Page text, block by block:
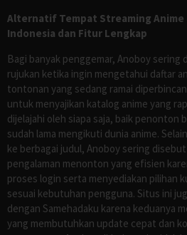
Alternatif Tempat Streaming
Indonesia dan Fitur Lengkap
Bagi banyak penggemar, Anoboy sering
rujukan ketika ingin mengetahui daftar
tontonan yang sedang ramai
untuk menyajikan katalog anime yang
dijelajahi oleh siapa saja, baik penonton
sudah lama mengikuti dunia anime.
ke berbagai judul, Anoboy sering
pengalaman menonton yang efisien
proses login serta menyediakan pilihan
sesuai kebutuhan pengguna. Situs ini
dengan Samehadaku karena keduanya
yang membutuhkan update cepat dan